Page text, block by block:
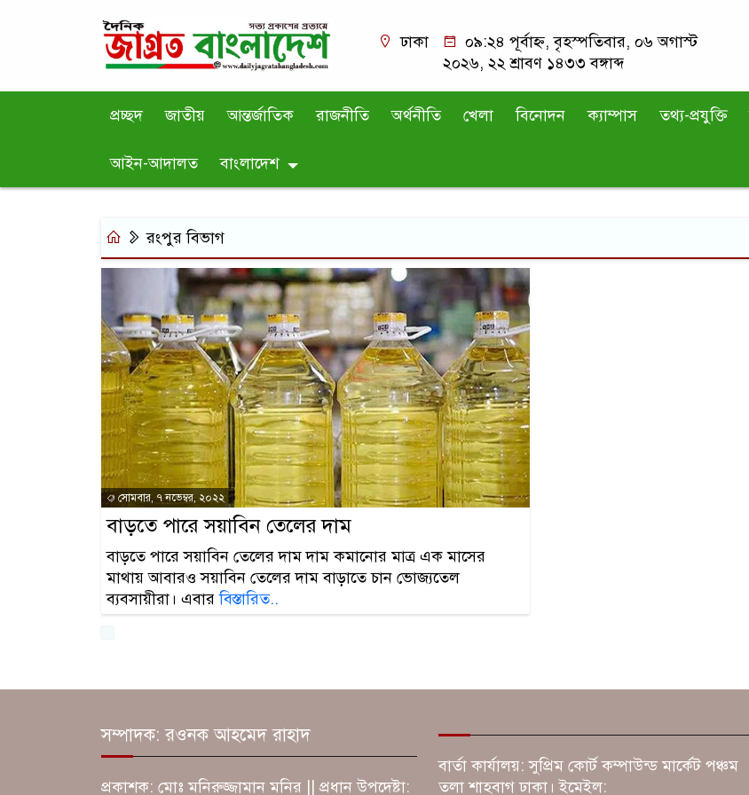
ঢাকা
০৯:২৪ পূর্বাহ্ন, বৃহস্পতিবার, ০৬ অগাস্ট
২০২৬, ২২ শ্রাবণ ১৪৩৩ বঙ্গাব্দ
প্রচ্ছদ জাতীয় আন্তর্জাতিক রাজনীতি অর্থনীতি খেলা বিনোদন ক্যাম্পাস তথ্য-প্রযুক্তি
আইন-আদালত বাংলাদেশ
রংপুর বিভাগ
সোমবার, ৭ নভেম্বর, ২০২২
বাড়তে পারে সয়াবিন তেলের দাম
বাড়তে পারে সয়াবিন তেলের দাম দাম কমানোর মাত্র এক মাসের
মাথায় আবারও সয়াবিন তেলের দাম বাড়াতে চান ভোজ্যতেল
ব্যবসায়ীরা। এবারবিস্তারিত..
সম্পাদক: রওনক আহমেদ রাহাদ
প্রকাশক: মোঃ মনিরুজ্জামান মনির || প্রধান উপদেষ্টা:
বার্তা কার্যালয়: সুপ্রিম কোর্ট কম্পাউন্ড মার্কেট পঞ্চম
তলা শাহবাগ ঢাকা। ইমেইল: